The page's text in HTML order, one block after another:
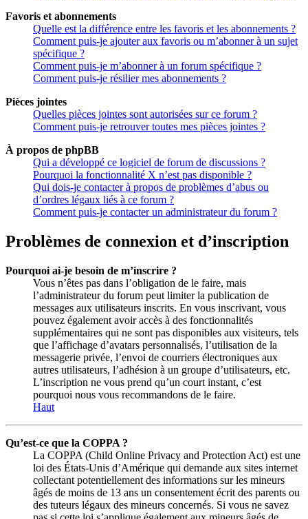
Favoris et abonnements
Quelle est la différence entre les favoris et les abonnements ?
Comment puis-je ajouter aux favoris ou m’abonner à un sujet
spécifique ?
Comment puis-je m’abonner à un forum spécifique ?
Comment puis-je résilier mes abonnements ?
Pièces jointes
Quelles pièces jointes sont autorisées sur ce forum ?
Comment puis-je retrouver toutes mes pièces jointes ?
À propos de phpBB
Qui a développé ce logiciel de forum de discussions ?
Pourquoi la fonctionnalité X n’est pas disponible ?
Qui dois-je contacter à propos de problèmes d’abus ou
d’ordres légaux liés à ce forum ?
Comment puis-je contacter un administrateur du forum ?
Problèmes de connexion et d’inscription
Pourquoi ai-je besoin de m’inscrire ?
Vous n’êtes pas dans l’obligation de le faire, mais
l’administrateur du forum peut limiter la publication de
messages aux utilisateurs inscrits. En vous inscrivant, vous
pouvez également avoir accès à des fonctionnalités
supplémentaires qui ne sont pas disponibles aux visiteurs, tels
que l’affichage d’avatars personnalisés, l’utilisation de la
messagerie privée, l’envoi de courriers électroniques aux
autres utilisateurs, l’adhésion à un groupe d’utilisateurs, etc.
L’inscription ne vous prend qu’un court instant, c’est
pourquoi nous vous recommandons de le faire.
Haut
Qu’est-ce que la COPPA ?
La COPPA (Child Online Privacy and Protection Act) est une
loi des États-Unis d’Amérique qui demande aux sites internet
collectant potentiellement des informations sur les mineurs
âgés de moins de 13 ans un consentement écrit des parents ou
des tuteurs légaux des mineurs concernés. Si vous ne savez